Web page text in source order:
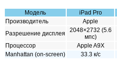
Модель iPad Pro
Производитель
Apple
Разрешение дисплея
2048×2732 (5.6
мпс)
Процессор
Apple A9X
Manhattan (on-screen)
33.3 к/с